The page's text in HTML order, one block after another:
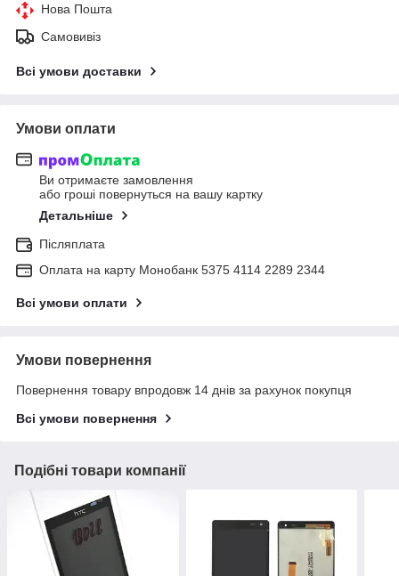
Нова Пошта
Самовивіз
Всі умови доставки
Умови оплати
Ви отримаєте замовлення
або гроші повернуться на вашу картку
Детальніше
Післяплата
Оплата на карту Монобанк 5375 4114 2289 2344
Всі умови оплати
Умови повернення
Повернення товару впродовж 14 днів за рахунок покупця
Всі умови повернення
Подібні товари компанії